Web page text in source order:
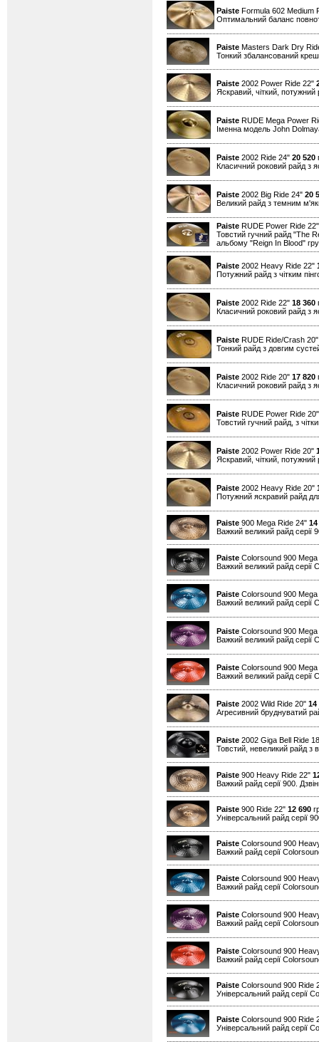
Paiste Formula 602 Medium
Оптимальний баланс
Paiste Masters Dark Dry
Тонкий збалансований креш
Paiste 2002 Power Ride 22"
Яскравий, чіткий, потужний
Paiste RUDE Mega Power
Іменна модель John
Paiste 2002 Ride 24" 20 520
Класичний роковий райд з
Paiste 2002 Big Ride 24" 20
Великий райд з темним
Paiste RUDE Power Ride
Товстий гучний райд "The
альбому "Reign In Blood"
Paiste 2002 Heavy Ride 22"
Потужний райд з чітким
Paiste 2002 Ride 22" 18 360
Класичний роковий райд з
Paiste RUDE Ride/Crash
Тонкий райд з довгим
Paiste 2002 Ride 20" 17 820
Класичний роковий райд з
Paiste RUDE Power Ride
Товстий гучний райд, з
Paiste 2002 Power Ride 20"
Яскравий, чіткий, потужний
Paiste 2002 Heavy Ride 20"
Потужний яскравий райд
Paiste 900 Mega Ride 24" 14
Важкий великий райд серії
Paiste Colorsound 900
Важкий великий райд серії
Paiste Colorsound 900
Важкий великий райд серії
Paiste Colorsound 900
Важкий великий райд серії
Paiste Colorsound 900
Важкий великий райд серії
Paiste 2002 Wild Ride 20" 14
Агресивний бруднуватий
Paiste 2002 Giga Bell Ride
Товстий, невеликий райд з
Paiste 900 Heavy Ride 22"
Важкий райд серії 900.
Paiste 900 Ride 22" 12 690
Універсальний райд серії
Paiste Colorsound 900
Важкий райд серії
Paiste Colorsound 900
Важкий райд серії
Paiste Colorsound 900
Важкий райд серії
Paiste Colorsound 900
Важкий райд серії
Paiste Colorsound 900 Ride
Універсальний райд серії
Paiste Colorsound 900 Ride
Універсальний райд серії